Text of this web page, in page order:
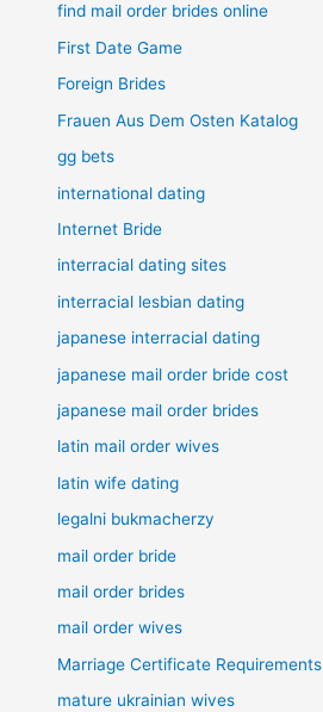
find mail order brides online
First Date Game
Foreign Brides
Frauen Aus Dem Osten Katalog
gg bets
international dating
Internet Bride
interracial dating sites
interracial lesbian dating
japanese interracial dating
japanese mail order bride cost
japanese mail order brides
latin mail order wives
latin wife dating
legalni bukmacherzy
mail order bride
mail order brides
mail order wives
Marriage Certificate Requirements
mature ukrainian wives